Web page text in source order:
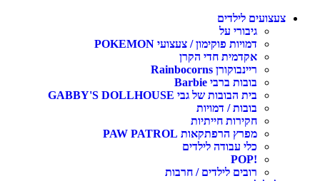
צעצועים לילדים
גיבורי על
דמויות פוקימון / צעצועי POKEMON
אקדמית חדי הקרן
ריינבוקורן Rainbocorns
בובות ברבי Barbie
בית הבובות של גבי GABBY'S DOLLHOUSE
בובות / דמויות
חקירות חייתיות
מפרץ הרפתקאות PAW PATROL
כלי עבודה לילדים
!POP
רובים לילדים / חרבות